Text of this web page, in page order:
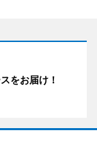
をお届け！